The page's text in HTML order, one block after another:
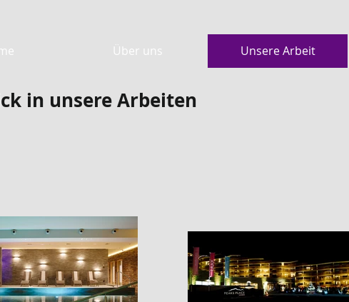
Über uns Unsere Arbeit
in unsere Arbeiten